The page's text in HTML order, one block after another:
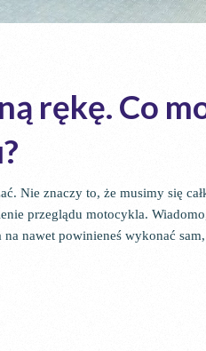
rękę. Co
Nie znaczy to, że musimy się
przeglądu motocykla.
nawet powinieneś wykonać